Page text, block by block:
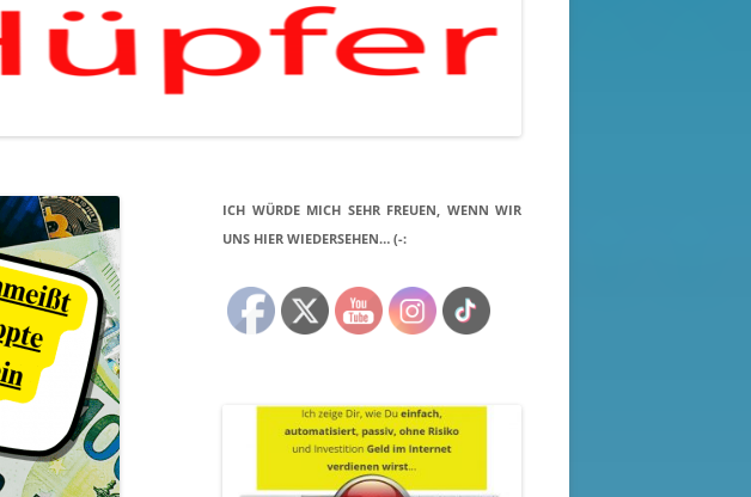
ICH WÜRDE MICH SEHR FREUEN, WENN WIR
UNS HIER WIEDERSEHEN… (-: